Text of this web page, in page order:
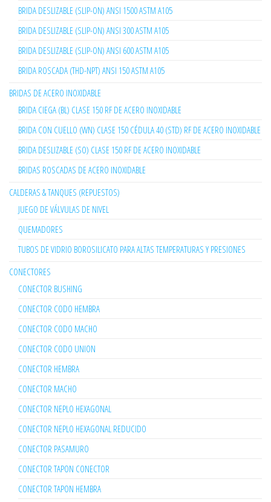
BRIDA DESLIZABLE (SLIP-ON) ANSI 1500 ASTM A105
BRIDA DESLIZABLE (SLIP-ON) ANSI 300 ASTM A105
BRIDA DESLIZABLE (SLIP-ON) ANSI 600 ASTM A105
BRIDA ROSCADA (THD-NPT) ANSI 150 ASTM A105
BRIDAS DE ACERO INOXIDABLE
BRIDA CIEGA (BL) CLASE 150 RF DE ACERO INOXIDABLE
BRIDA CON CUELLO (WN) CLASE 150 CÉDULA 40 (STD) RF DE ACERO INOXIDABLE
BRIDA DESLIZABLE (SO) CLASE 150 RF DE ACERO INOXIDABLE
BRIDAS ROSCADAS DE ACERO INOXIDABLE
CALDERAS & TANQUES (REPUESTOS)
JUEGO DE VÁLVULAS DE NIVEL
QUEMADORES
TUBOS DE VIDRIO BOROSILICATO PARA ALTAS TEMPERATURAS Y PRESIONES
CONECTORES
CONECTOR BUSHING
CONECTOR CODO HEMBRA
CONECTOR CODO MACHO
CONECTOR CODO UNION
CONECTOR HEMBRA
CONECTOR MACHO
CONECTOR NEPLO HEXAGONAL
CONECTOR NEPLO HEXAGONAL REDUCIDO
CONECTOR PASAMURO
CONECTOR TAPON CONECTOR
CONECTOR TAPON HEMBRA